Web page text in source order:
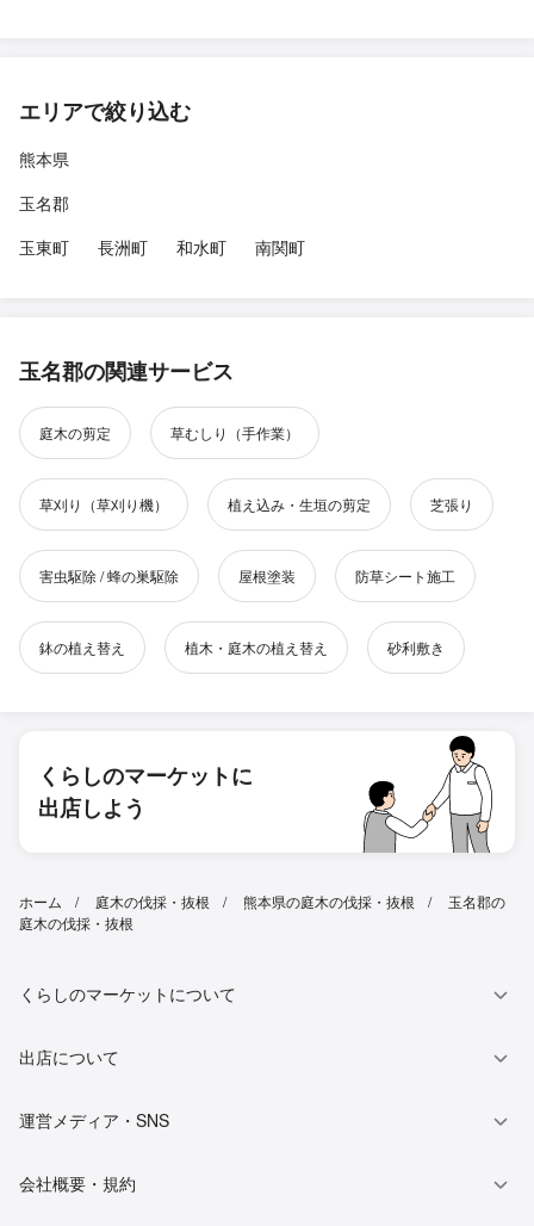
エリアで絞り込む
熊本県
玉名郡
玉東町
長洲町 和水町 南関町
玉名郡の関連サービス
庭木の剪定 草むしり（手作業）
草刈り（草刈り機） 植え込み・生垣の剪定 芝張り
害虫駆除 / 蜂の巣駆除 屋根塗装 防草シート施工
鉢の植え替え 植木・庭木の植え替え 砂利敷き
くらしのマーケットに
出店しよう
ホーム 庭木の伐採・抜根 熊本県の庭木の伐採・抜根
玉名郡の
庭木の伐採・抜根
くらしのマーケットについて
出店について
運営メディア・SNS
会社概要・規約